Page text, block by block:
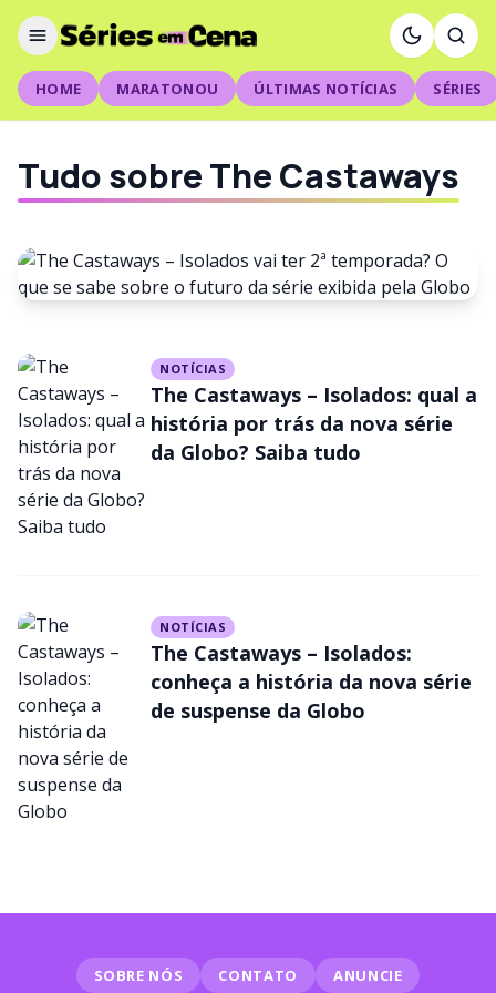
HOME MARATONOU ÚLTIMAS NOTÍCIAS SÉRIES
Tudo sobre The Castaways
The Castaways – Isolados vai
ter 2ª temporada? O que se
sabe sobre o futuro da série
exibida pela Globo
NOTÍCIAS
The Castaways – Isolados: qual a
história por trás da nova série
da Globo? Saiba tudo
NOTÍCIAS
The Castaways – Isolados:
conheça a história da nova série
de suspense da Globo
SOBRE NÓS CONTATO ANUNCIE